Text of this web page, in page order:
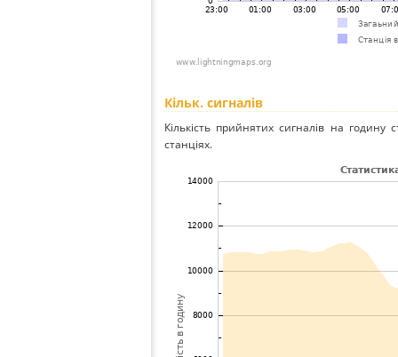
Кільк. сигналів
Кількість прийнятих сигналів на годину
станціях.